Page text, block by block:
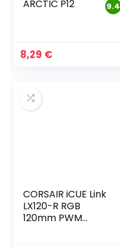
9.4
ARCTIC P12
8,29 €
CORSAIR iCUE Link
LX120-R RGB
120mm PWM